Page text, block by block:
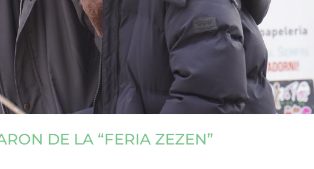
DE LA “FERIA ZEZEN”